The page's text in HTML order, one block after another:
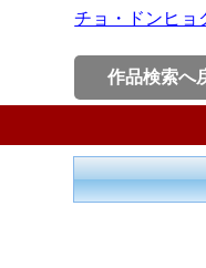
チョ・ドンヒョ
作品検索へ